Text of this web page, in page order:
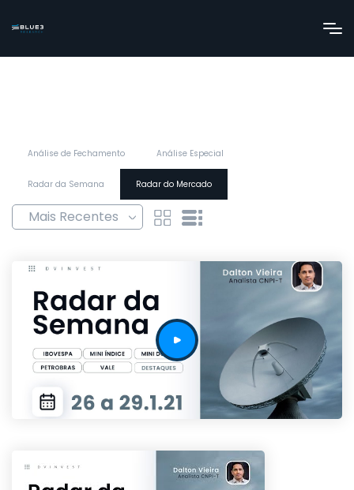
Análise de Fechamento Análise Especial
Radar da Semana Radar do Mercado